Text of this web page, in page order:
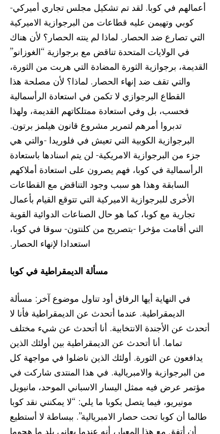
أعمالهم في كوبا. لقد تم تشكيل مجلس تجاري أميركي-
كوبي وتهيمن عليه قطاعات من البرجوازية الاميركية
التي تصارع ضد الحصار. لماذا لم ينته الحصار؟ لأن هناك
في الولايات المتحدة تناقض مع برجوازية “الغوزانو”
القديمة، برجوازية الثورة المضادة التي هربت من الثورة،
والتي تقف ضد إنهاء الحصار. لماذا؟ لأن مصلحة هذا
القطاع البرجوازي لا تكمن في استعادة الرأسمالية
فحسب، بل وفي استعادة ممتلكاتهم القديمة، ولهذا
تدبروا أمرهم لتمرير مشروع قانون هيلمز برتون.
البرجوازية الكوبية التي تعيش في فلوريدا -والتي هي
جزء من البرجوازية الامريكية- لن يتم اسنادها باستعادة
الرأسمالية في كوبا، فهم يصرون على استعادة أملاكهم
السابقة وهذا هو سبب وجود التناقض مع القطاعات
الأخرى للبرجوازية الاميركية التي تتوقع القيام بأعمال
تجارية مع كوبا، كما هو حال الصناعات الدوائية القوية
التي أقامت مؤخرا -بتصريح من كلنتون- سوقا في كوبا،
استعدادا لإنهاء الحصار.
مسألة الديمقراطية في كوبا
في النهاية أيها الرفاق أود تناول موضوع آخر: مسألة
الديمقراطية. عندما أتحدث عن الديمقراطية فأنا لا
أتحدث عن الأجندة الانتخابية. أنا أتحدث عن شيء مختلف
تماما. أنا أتحدث عن الديمقراطية بين أولئك الذين
يدافعون عن الثورة. أولئك الذين ناضلوا في مواجهة كل
من البرجوازية والامبريالية. في هذا المنتدى شاركت في
مؤتمر عرض فيه ممثل اليسار الاسباني الموحد، مانيويل
مونيريو، فيما يتصل بكوبا ما يلي: “لا يمكنني نقد كوبا
طالما أن كوبا تحت حصار الامبريالية”. ببساطة لا أستطيع
أن أتفق مع هذا المعيار، أنه عندما يعاني بلد ما هجوما